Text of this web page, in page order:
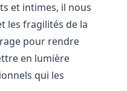
et intimes, il nous
les fragilités de la
pour rendre
en lumière
qui les